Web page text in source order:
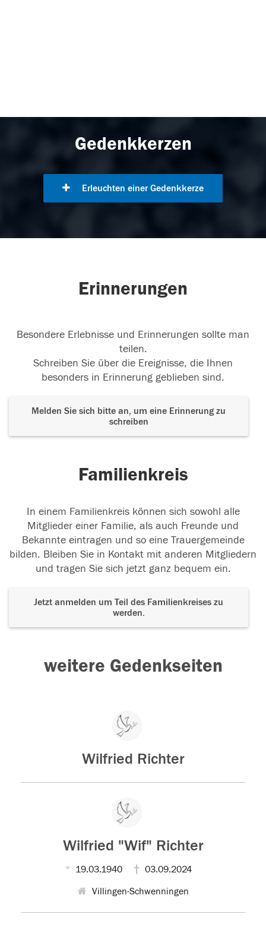
Gedenkkerzen
Erleuchten einer Gedenkkerze
Erinnerungen
Besondere Erlebnisse und Erinnerungen sollte man
teilen.
Schreiben Sie über die Ereignisse, die Ihnen
besonders in Erinnerung geblieben sind.
Melden Sie sich bitte an, um eine Erinnerung zu
schreiben
Familienkreis
In einem Familienkreis können sich sowohl alle
Mitglieder einer Familie, als auch Freunde und
Bekannte eintragen und so eine Trauergemeinde
bilden. Bleiben Sie in Kontakt mit anderen Mitgliedern
und tragen Sie sich jetzt ganz bequem ein.
Jetzt anmelden um Teil des Familienkreises zu
werden.
weitere Gedenkseiten
Wilfried Richter
Wilfried "Wif" Richter
19.03.1940 03.09.2024
Villingen-Schwenningen